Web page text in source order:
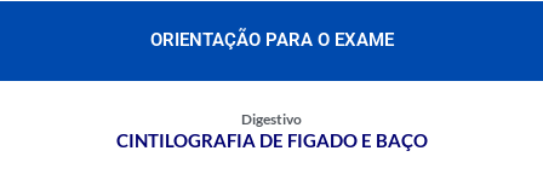
ORIENTAÇÃO PARA O EXAME
Digestivo
CINTILOGRAFIA DE FIGADO E BAÇO